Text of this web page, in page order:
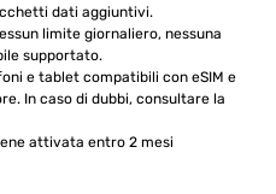
dati aggiuntivi.
limite giornaliero, nessuna
supportato.
e tablet compatibili con eSIM e
In caso di dubbi, consultare la
attivata entro 2 mesi